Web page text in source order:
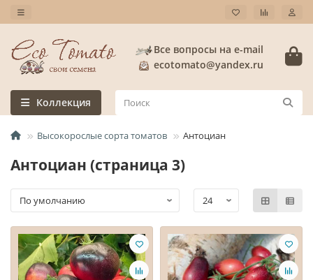
Все вопросы на e-mail
ecotomato@yandex.ru
Коллекция
Высокорослые сорта томатов Антоциан
Антоциан (страница 3)